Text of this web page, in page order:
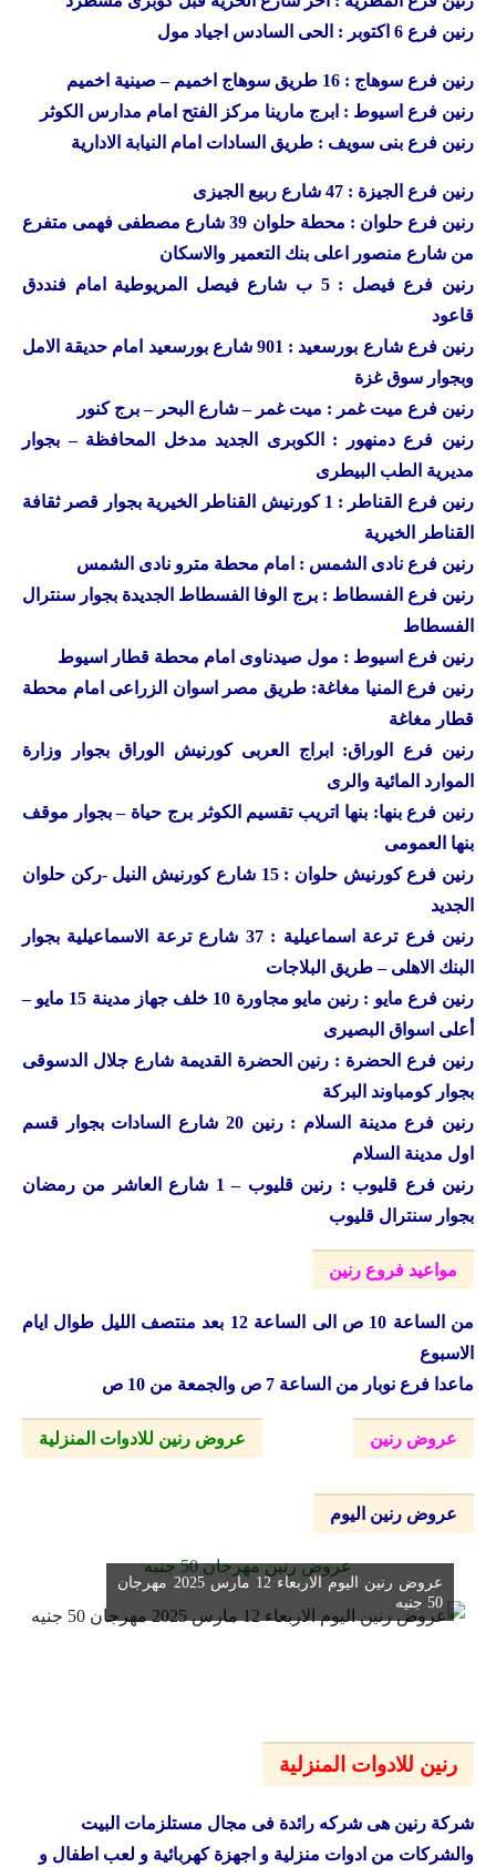
رنين فرع 6 اكتوبر : الحى السادس اجياد مول
رنين فرع سوهاج : 16 طريق سوهاج اخميم – صينية اخميم
رنين فرع اسيوط : ابرج مارينا مركز الفتح امام مدارس الكوثر
رنين فرع بنى سويف : طريق السادات امام النيابة الادارية
رنين فرع الجيزة : 47 شارع ربيع الجيزى
رنين
فرع حلوان : محطة حلوان 39 شارع مصطفى فهمى متفرع
من شارع منصور اعلى بنك التعمير والاسكان
رنين
فرع فيصل : 5 ب شارع فيصل المريوطية امام فنددق
قاعود
رنين
فرع شارع بورسعيد : 901 شارع بورسعيد امام حديقة الامل
وبجوار سوق غزة
رنين فرع ميت غمر : ميت غمر – شارع البحر – برج كنور
رنين فرع دمنهور : الكوبرى الجديد مدخل المحافظة – بجوار
مديرية الطب البيطرى
رنين
فرع القناطر : 1 كورنيش القناطر الخيرية بجوار قصر ثقافة
القناطر الخيرية
رنين فرع نادى الشمس : امام محطة مترو نادى الشمس
رنين فرع الفسطاط : برج الوفا الفسطاط الجديدة بجوار سنترال
الفسطاط
رنين فرع اسيوط : مول صيدناوى امام محطة قطار اسيوط
رنين فرع المنيا مغاغة: طريق مصر اسوان الزراعى امام محطة
قطار مغاغة
رنين فرع الوراق: ابراج العربى كورنيش الوراق بجوار وزارة
الموارد المائية والرى
رنين فرع بنها: بنها اتريب تقسيم الكوثر برج حياة – بجوار موقف
بنها العمومى
رنين فرع كورنيش حلوان : 15 شارع كورنيش النيل -ركن حلوان
الجديد
رنين فرع ترعة اسماعيلية : 37 شارع ترعة الاسماعيلية بجوار
البنك الاهلى – طريق البلاجات
رنين فرع مايو : رنين مايو مجاورة 10 خلف جهاز مدينة 15 مايو –
أعلى اسواق البصيرى
رنين فرع الحضرة : رنين الحضرة القديمة شارع جلال الدسوقى
بجوار كومباوند البركة
رنين فرع مدينة السلام : رنين 20 شارع السادات بجوار قسم
اول مدينة السلام
رنين فرع قليوب : رنين قليوب – 1 شارع العاشر من رمضان
بجوار سنترال قليوب
مواعيد فروع رنين
من الساعة 10 ص الى الساعة 12 بعد منتصف الليل طوال ايام
الاسبوع
ماعدا فرع نوبار من الساعة 7 ص والجمعة من 10 ص
عروض رنين عروض رنين للادوات المنزلية
عروض رنين اليوم
عروض رنين مهرجان 50 جنيه
عروض رنين اليوم الاربعاء 12 مارس 2025 مهرجان
50 جنيه
رنين للادوات المنزلية
شركة رنين هى شركه رائدة فى مجال مستلزمات البيت
والشركات من ادوات منزلية و اجهزة كهربائية و لعب اطفال و